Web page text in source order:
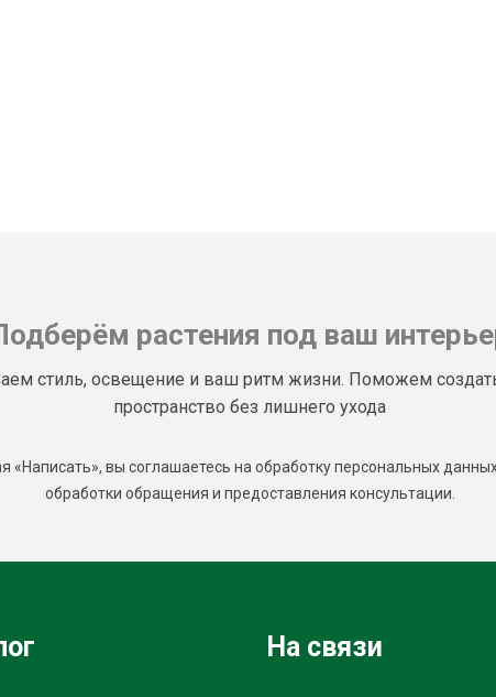
растения под ваш
стиль, освещение и ваш ритм жизни. Поможем
пространство без лишнего ухода
«Написать», вы соглашаетесь на обработку персональных
обработки обращения и предоставления консультации.
На связи